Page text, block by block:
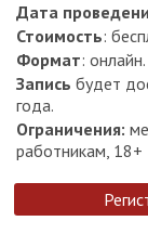
Дата
Стоимость:
Формат: онлайн.
Запись будет
года.
Ограничения:
работникам, 18+